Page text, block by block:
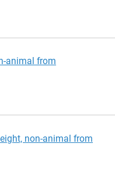
animal from
non-animal from